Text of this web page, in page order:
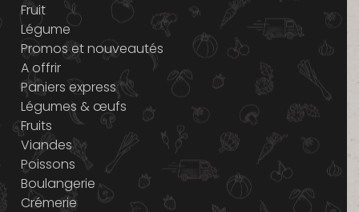
Fruit
Légume
Promos et nouveautés
A offrir
Paniers express
Légumes & œufs
Fruits
Viandes
Poissons
Boulangerie
Crémerie